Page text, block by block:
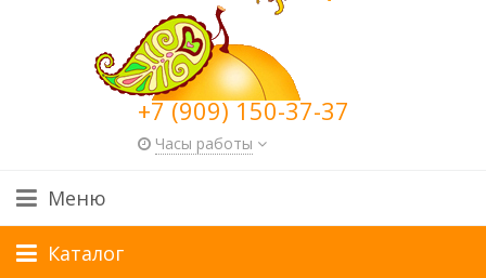
+7 (909) 150-37-37
Часы работы
Меню
Каталог